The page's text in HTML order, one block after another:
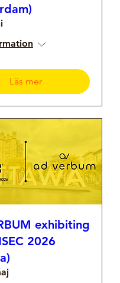
Läs mer
exhibiting
2026